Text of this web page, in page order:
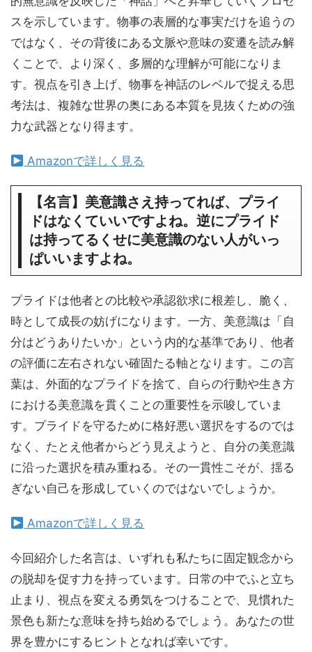
スを示しています。物事の表層的な事実だけを追うの
ではなく、その背後にある文脈や意味の変遷を読み解
くことで、より深く、多層的な理解が可能になりま
す。視点を引き上げ、物事を神話のレベルで捉える思
考法は、複雑な世界の奥にある本質を見抜くための強
力な武器となり得ます。
Amazonで詳しく見る
【名言】美意識さえ持ってれば、プライ
ドはなくていいですよね。逆にプライド
は持ってるくせに美意識のない人がいっ
ぱいいますよね。
プライドは他者との比較や承認欲求に根差し、脆く、
時として成長の妨げになります。一方、美意識は「自
分はどうありたいか」という内的な基準であり、他者
の評価に左右されない確固たる軸となります。この言
葉は、外面的なプライドを捨て、自らの行動や生き方
における美意識を貫くことの重要性を示唆していま
す。プライドを守るために格好悪い選択をするのでは
なく、たとえ他者からどう見えようと、自分の美意識
に沿った選択を積み重ねる。その一貫性こそが、揺る
ぎない自己を形成していくのではないでしょうか。
Amazonで詳しく見る
今回紹介した名言は、いずれも私たちに固定観念から
の脱却を促す力を持っています。日常の中でふと立ち
止まり、視点を変える勇気をつけることで、見慣れた
景色も新たな意味を持ち始めるでしょう。あなたの世
界を豊かにするヒントとなれば幸いです。